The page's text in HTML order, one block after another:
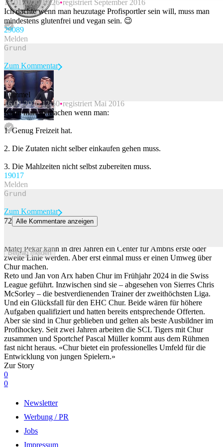
Beitrag melden
16.01.2020 10:26 registriert September 2016
Ich dachte wenn man heuzutage Profisportler sein will, muss man
mindestens glutenfrei und vegan sein. 😉
29089
Melden
Beitrag melden
Zum Kommentar
Lümmel
16.01.2020 12:50 registriert Mai 2016
Kann man so machen wenn man:
1. Genug Freizeit hat.
2. Die Zutaten nicht selber einkaufen gehen muss.
3. Die Mahlzeiten nicht selbst zubereiten muss.
19017
Melden
Beitrag melden
Zum Kommentar
72 Alle Kommentare anzeigen
Matej Pekar kann in drei Jahren ein Center für Ambris erste oder
zweite Linie werden. Aber erst einmal muss er einen Umweg über
Chur machen.
Reto und Jan von Arx haben Chur im Frühjahr 2024 in die Swiss
League geführt. Inzwischen sind sie – abgesehen von Sierres Chris
McSorley – die bestverdienenden Trainer der zweithöchsten Liga.
Und ein Glücksfall für den EHC Chur. Beide wären für höhere
Aufgaben qualifiziert und hatten bereits entsprechende Offerten.
Aber sie sind in Chur geblieben und gelten als beste Ausbildner im
Profihockey. Seit zwei Jahren arbeiten die SCL Tigers mit Chur
zusammen und Sportchef Pascal Müller kommt aus dem Rühmen
fast nicht heraus. «Chur bietet ein professionelles Umfeld für die
Entwicklung von jungen Spielern.»
Zur Story
0
0
Newsletter
Werbung / PR
Jobs
Impressum